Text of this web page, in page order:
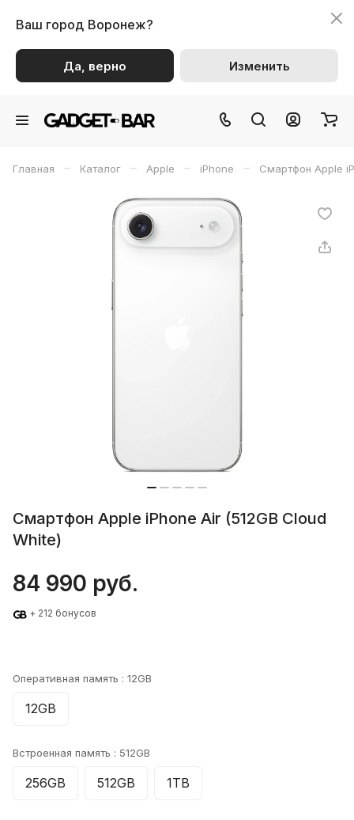
Ваш город Воронеж?
Да, верно Изменить
Главная – Каталог – Apple – iPhone – Смартфон Apple
Смартфон Apple iPhone Air (512GB Cloud
White)
84 990 руб.
+ 212 бонусов
Оперативная память : 12GB
12GB
Встроенная память : 512GB
256GB 512GB 1TB